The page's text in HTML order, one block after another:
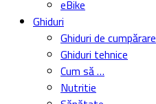
eBike
Ghiduri
Ghiduri de cumpărare
Ghiduri tehnice
Cum să …
Nutritie